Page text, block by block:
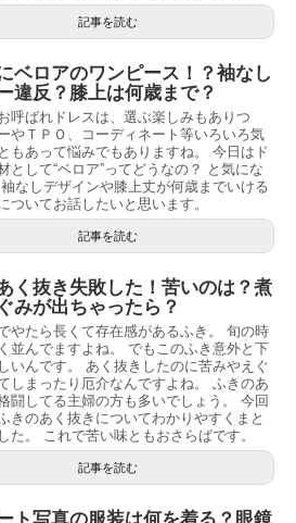
記事を読む
ベロアのワンピース！？袖なし
違反？膝上は何歳まで？
呼ばれドレスは、選ぶ楽しみもありつ
やＴＰＯ、コーディネート等いろいろ気
もあって悩みでもありますね。 今日はド
として“ベロア”ってどうなの？ と気にな
なしデザインや膝上丈が何歳までいける
ついてお話したいと思います。
記事を読む
く抜き失敗した！苦いのは？煮
みが出ちゃったら？
やたら長くて存在感があるふき。 旬の時
並んでますよね。 でもこのふき意外と下
いんです。 あく抜きしたのに苦みやえぐ
しまったり厄介なんですよね。 ふきのあ
闘してる主婦の方も多いでしょう。 今回
きのあく抜きについてわかりやすくまと
た。 これで苦い味ともおさらばです。
記事を読む